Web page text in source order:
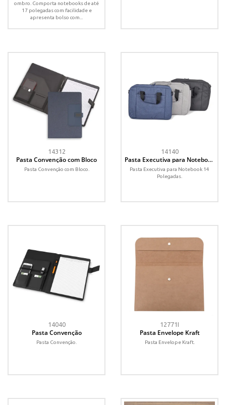
ombro. Comporta notebooks de até
17 polegadas com facilidade e
apresenta bolso com...
14312
Pasta Convenção com Bloco
Pasta Convenção com Bloco.
14140
Pasta Executiva para Notebook
14 Polegadas
Pasta Executiva para Notebook 14
Polegadas.
14040
Pasta Convenção
Pasta Convenção.
12771I
Pasta Envelope Kraft
Pasta Envelope Kraft.